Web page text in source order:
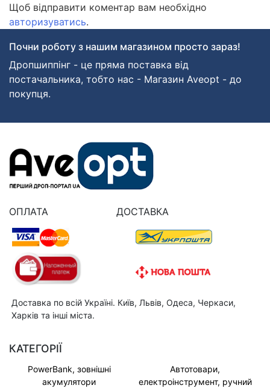
Щоб відправити коментар вам необхідно
авторизуватись.
Почни роботу з нашим магазином просто зараз!
Дропшиппінг - це пряма поставка від
постачальника, тобто нас - Магазин Aveopt - до
покупця.
ОПЛАТА ДОСТАВКА
Доставка по всій Україні. Київ, Львів, Одеса, Черкаси,
Харків та інші міста.
КАТЕГОРІЇ
PowerBank, зовнішні
акумулятори
Автотовари,
електроінструмент, ручний